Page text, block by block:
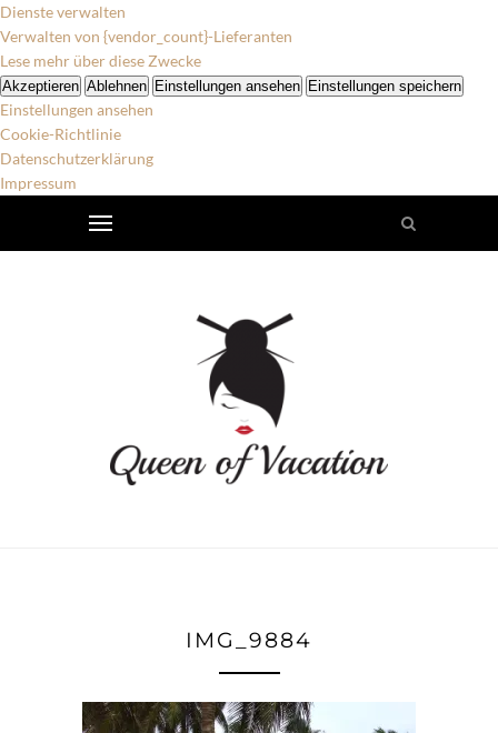
Dienste verwalten
Verwalten von {vendor_count}-Lieferanten
Lese mehr über diese Zwecke
Akzeptieren Ablehnen Einstellungen ansehen Einstellungen speichern
Einstellungen ansehen
Cookie-Richtlinie
Datenschutzerklärung
Impressum
IMG_9884